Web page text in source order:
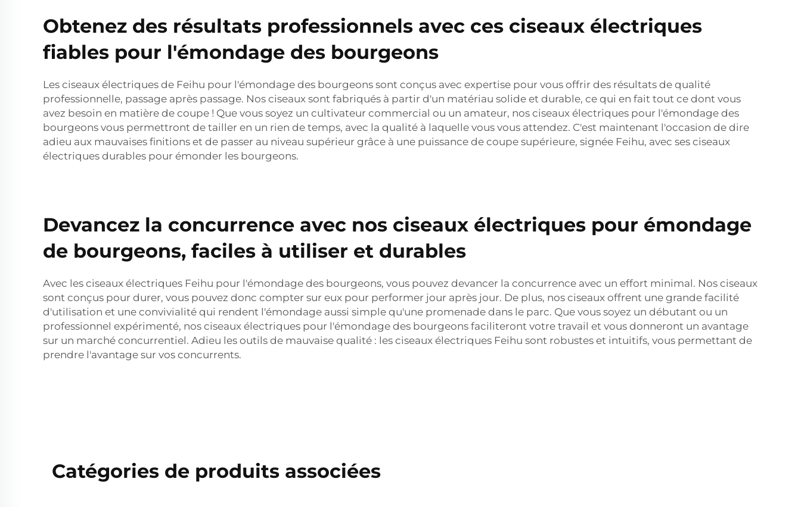
Obtenez des résultats professionnels avec ces ciseaux électriques
fiables pour l'émondage des bourgeons
Les ciseaux électriques de Feihu pour l'émondage des bourgeons sont conçus avec expertise pour vous offrir des résultats de qualité
professionnelle, passage après passage. Nos ciseaux sont fabriqués à partir d'un matériau solide et durable, ce qui en fait tout ce dont vous
avez besoin en matière de coupe ! Que vous soyez un cultivateur commercial ou un amateur, nos ciseaux électriques pour l'émondage des
bourgeons vous permettront de tailler en un rien de temps, avec la qualité à laquelle vous vous attendez. C'est maintenant l'occasion de dire
adieu aux mauvaises finitions et de passer au niveau supérieur grâce à une puissance de coupe supérieure, signée Feihu, avec ses ciseaux
électriques durables pour émonder les bourgeons.
Devancez la concurrence avec nos ciseaux électriques pour émondage
de bourgeons, faciles à utiliser et durables
Avec les ciseaux électriques Feihu pour l'émondage des bourgeons, vous pouvez devancer la concurrence avec un effort minimal. Nos ciseaux
sont conçus pour durer, vous pouvez donc compter sur eux pour performer jour après jour. De plus, nos ciseaux offrent une grande facilité
d'utilisation et une convivialité qui rendent l'émondage aussi simple qu'une promenade dans le parc. Que vous soyez un débutant ou un
professionnel expérimenté, nos ciseaux électriques pour l'émondage des bourgeons faciliteront votre travail et vous donneront un avantage
sur un marché concurrentiel. Adieu les outils de mauvaise qualité : les ciseaux électriques Feihu sont robustes et intuitifs, vous permettant de
prendre l'avantage sur vos concurrents.
Catégories de produits associées